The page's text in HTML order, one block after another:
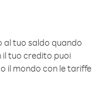
al tuo saldo quando
il tuo credito puoi
il mondo con le tariffe